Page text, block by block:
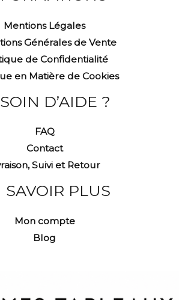
Mentions Légales
Générales de Vente
de Confidentialité
en Matière de Cookies
D’AIDE ?
FAQ
Contact
Suivi et Retour
SAVOIR PLUS
Mon compte
Blog